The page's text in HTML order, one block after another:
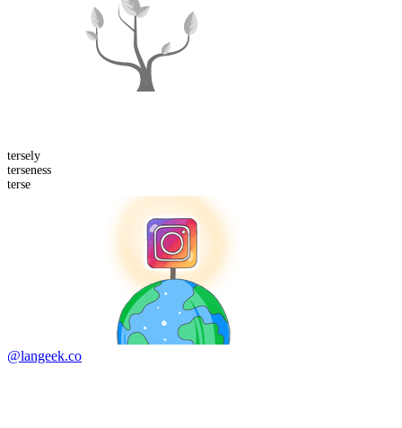
tersely
terseness
terse
@langeek.co